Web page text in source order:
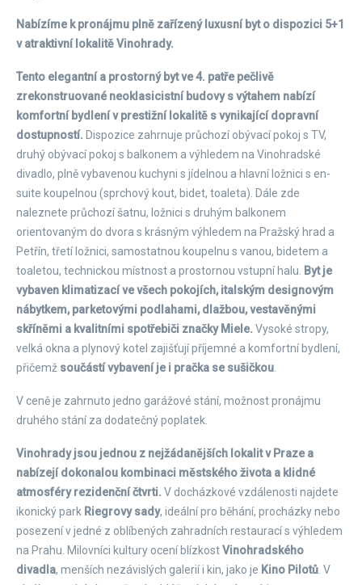
Nabízíme k pronájmu plně zařízený luxusní byt o dispozici 5+1
v atraktivní lokalitě Vinohrady.
Tento elegantní a prostorný byt ve 4. patře pečlivě
zrekonstruované neoklasicistní budovy s výtahem nabízí
komfortní bydlení v prestižní lokalitě s vynikající dopravní
dostupností. Dispozice zahrnuje průchozí obývací pokoj s TV,
druhý obývací pokoj s balkonem a výhledem na Vinohradské
divadlo, plně vybavenou kuchyni s jídelnou a hlavní ložnici s en-
suite koupelnou (sprchový kout, bidet, toaleta). Dále zde
naleznete průchozí šatnu, ložnici s druhým balkonem
orientovaným do dvora s krásným výhledem na Pražský hrad a
Petřín, třetí ložnici, samostatnou koupelnu s vanou, bidetem a
toaletou, technickou místnost a prostornou vstupní halu.
Byt je
vybaven klimatizací ve všech pokojích, italským designovým
nábytkem, parketovými podlahami, dlažbou, vestavěnými
skříněmi a kvalitními spotřebiči značky Miele. Vysoké stropy,
velká okna a plynový kotel zajišťují příjemné a komfortní bydlení,
přičemž součástí vybavení je i pračka se sušičkou
V ceně je zahrnuto jedno garážové stání, možnost pronájmu
druhého stání za dodatečný poplatek.
Vinohrady jsou jednou z nejžádanějších lokalit v Praze a
nabízejí dokonalou kombinaci městského života a klidné
atmosféry rezidenční čtvrti. V docházkové vzdálenosti najdete
ikonický park Riegrovy sady, ideální pro běhání, procházky nebo
posezení v jedné z oblíbených zahradních restaurací s výhledem
na Prahu. Milovníci kultury ocení blízkostVinohradského
divadla, menších nezávislých galerií i kin, jako je Kino Pilotů . V